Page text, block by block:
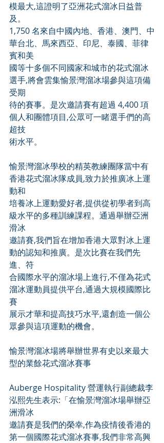
模最大,這證明了亞洲花式溜冰日益普
及。
1,750 名來自中國內地、香港、澳門、中
華台北、馬來西亞、印尼、泰國、菲律
賓和美
國等十多個不同國家和城市的花式溜冰
選手,將會雲集愉景灣溜冰場參與這項備
受期
待的賽事。是次邀請賽有超過 4,400 項
個人和團體項目,公眾可一睹選手們的高
超技
術水平。
愉景灣溜冰學校的精英教練團隊當中有
香港花式溜冰隊成員,致力於推廣冰上運
動和
培養冰上運動愛好者,提供從初學者到高
級水平的多種訓練課程。通過舉辦亞洲
滑冰
邀請賽,我們旨在增加香港大眾對冰上運
動的認知和推廣。是次比賽在我們先
進、符
合國際水平的溜冰場上進行,不僅為花式
溜冰運動員提供平台,通過大規模國際比
賽
展示才華和提高技巧水平,還創造一個公
眾參與這項運動的機會。
愉景灣溜冰場將舉辦世界有史以來最大
型的業餘花式溜冰賽事
Auberge Hospitality 營運執行副總裁李
泓熙先生表示:「在愉景灣溜冰場舉辦亞
洲滑冰
邀請賽是我們的榮幸,作為疫情後香港的
第一個國際花式溜冰賽事,我們非常高興